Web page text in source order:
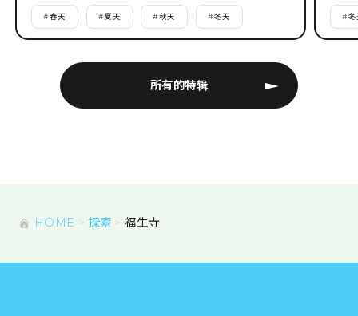
所有的特辑
#春天 #夏天 #秋天 #冬天 #冬
HOME 探索 福生寺